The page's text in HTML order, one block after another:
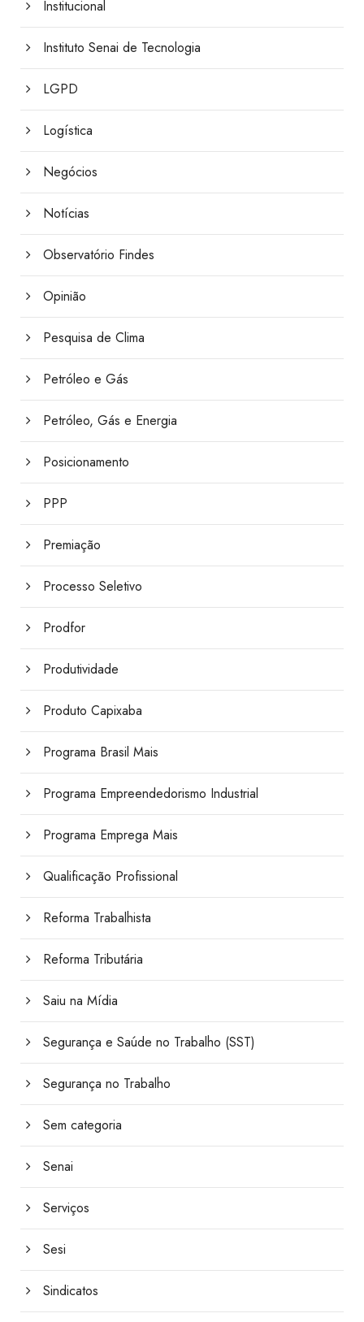
Institucional
Instituto Senai de Tecnologia
LGPD
Logística
Negócios
Notícias
Observatório Findes
Opinião
Pesquisa de Clima
Petróleo e Gás
Petróleo, Gás e Energia
Posicionamento
PPP
Premiação
Processo Seletivo
Prodfor
Produtividade
Produto Capixaba
Programa Brasil Mais
Programa Empreendedorismo Industrial
Programa Emprega Mais
Qualificação Profissional
Reforma Trabalhista
Reforma Tributária
Saiu na Mídia
Segurança e Saúde no Trabalho (SST)
Segurança no Trabalho
Sem categoria
Senai
Serviços
Sesi
Sindicatos